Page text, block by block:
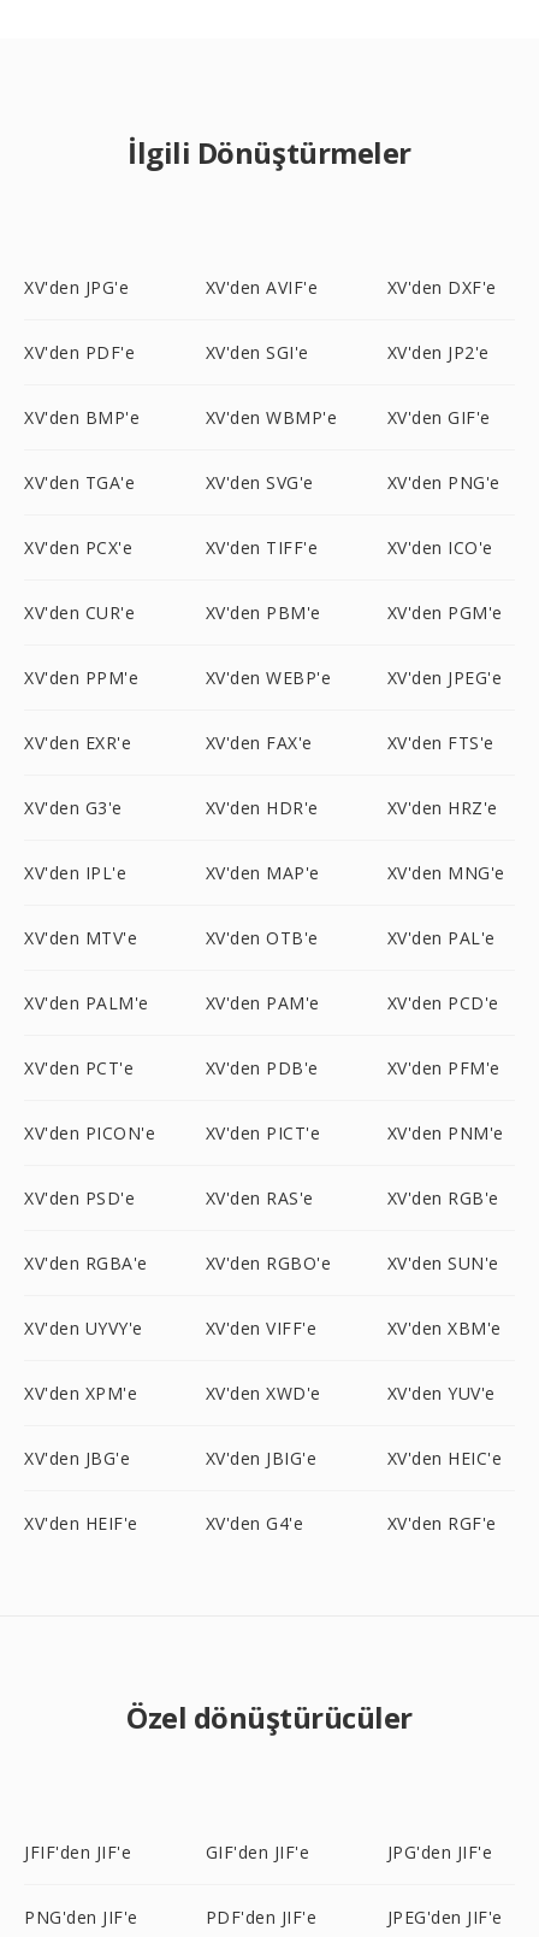
İlgili Dönüştürmeler
XV'den JPG'e XV'den AVIF'e XV'den DXF'e
XV'den PDF'e XV'den SGI'e XV'den JP2'e
XV'den BMP'e XV'den WBMP'e XV'den GIF'e
XV'den TGA'e XV'den SVG'e XV'den PNG'e
XV'den PCX'e XV'den TIFF'e XV'den ICO'e
XV'den CUR'e XV'den PBM'e XV'den PGM'e
XV'den PPM'e XV'den WEBP'e XV'den JPEG'e
XV'den EXR'e XV'den FAX'e XV'den FTS'e
XV'den G3'e XV'den HDR'e XV'den HRZ'e
XV'den IPL'e XV'den MAP'e XV'den MNG'e
XV'den MTV'e XV'den OTB'e XV'den PAL'e
XV'den PALM'e XV'den PAM'e XV'den PCD'e
XV'den PCT'e XV'den PDB'e XV'den PFM'e
XV'den PICON'e XV'den PICT'e XV'den PNM'e
XV'den PSD'e XV'den RAS'e XV'den RGB'e
XV'den RGBA'e XV'den RGBO'e XV'den SUN'e
XV'den UYVY'e XV'den VIFF'e XV'den XBM'e
XV'den XPM'e XV'den XWD'e XV'den YUV'e
XV'den JBG'e XV'den JBIG'e XV'den HEIC'e
XV'den HEIF'e XV'den G4'e XV'den RGF'e
Özel dönüştürücüler
JFIF'den JIF'e GIF'den JIF'e JPG'den JIF'e
PNG'den JIF'e PDF'den JIF'e JPEG'den JIF'e